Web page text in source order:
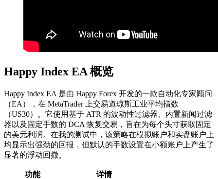
Happy Index EA 概览
Happy Index EA 是由 Happy Forex 开发的一款自动化专家顾问
（EA），在 MetaTrader 上交易道琼斯工业平均指数
（US30）。它使用基于 ATR 的波动性过滤器、内置新闻过滤
器以及固定手数的 DCA 恢复交易，旨在为每个头寸获取固定
的美元利润。在我的测试中，该策略在模拟账户和实盘账户上
均显示出强劲的回报，但默认的手数设置在小额账户上产生了
显著的浮动回撤。
功能
详情